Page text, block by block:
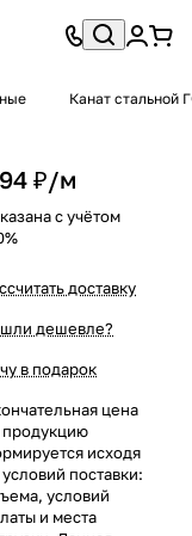
Канат стальной
₽/м
с учётом
доставку
дешевле?
в подарок
цена
продукцию
исходя
условий поставки:
условий
и места